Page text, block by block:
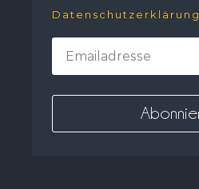
Datenschutzerklärung